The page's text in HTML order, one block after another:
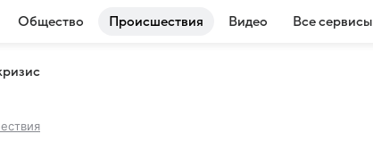
Общество Происшествия Видео Все сервисы